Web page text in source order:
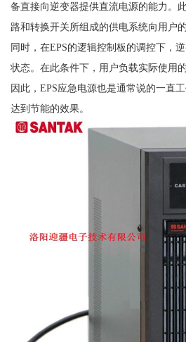
备直接向逆变器提供直流电源的能力。
路和转换开关所组成的供电系统向用户
同时，在EPS的逻辑控制板的调控下，
状态。在此条件下，用户负载实际使用
因此，EPS应急电源也是通常说的一直
达到节能的效果。